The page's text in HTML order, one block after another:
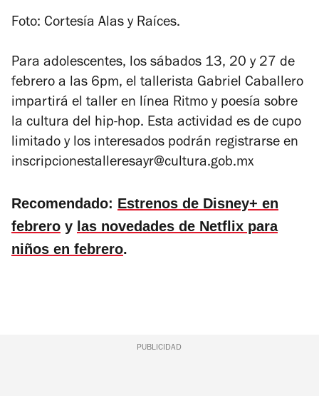
Foto: Cortesía Alas y Raíces.
Para adolescentes, los sábados 13, 20 y 27 de
febrero a las 6pm, el tallerista Gabriel Caballero
impartirá el taller en línea Ritmo y poesía sobre
la cultura del hip-hop. Esta actividad es de cupo
limitado y los interesados podrán registrarse en
inscripcionestalleresayr@cultura.gob.mx
Recomendado: Estrenos de Disney+ en
febrero y las novedades de Netflix para
niños en febrero.
PUBLICIDAD